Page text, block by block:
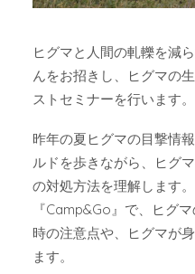
ヒグマと人間の軋轢を減
んをお招きし、ヒグマの
ストセミナーを行います。
昨年の夏ヒグマの目撃情
ルドを歩きながら、ヒグ
の対処方法を理解します
『Camp&Go』で、ヒグ
時の注意点や、ヒグマが
ます。